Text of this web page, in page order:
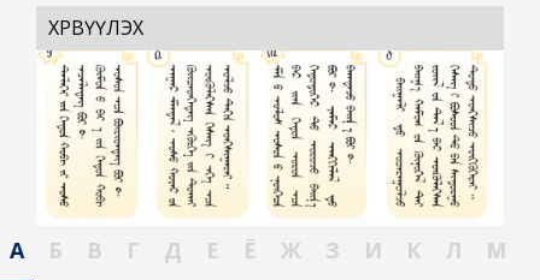
ХӨРВҮҮЛЭХ
А Б В Г Д Е Ё Ж З И К Л
М